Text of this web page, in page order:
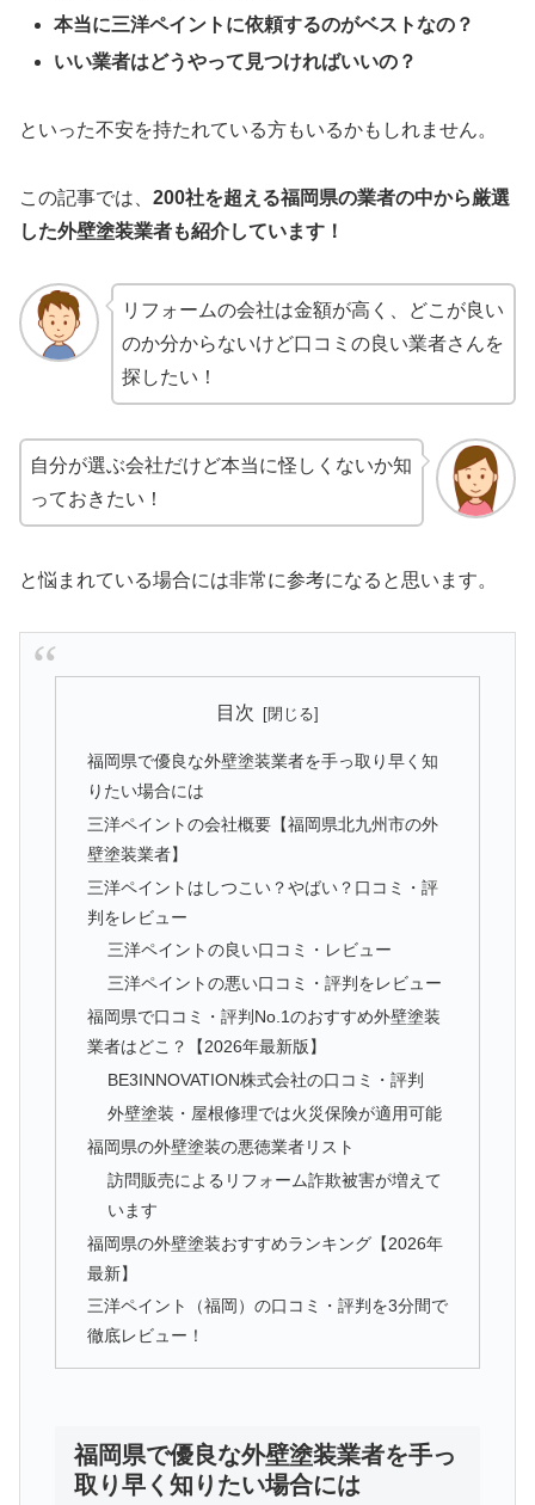
本当に三洋ペイントに依頼するのがベストなの？
いい業者はどうやって見つければいいの？
といった不安を持たれている方もいるかもしれません。
この記事では、 200社を超える福岡県の業者の中から厳選
した外壁塗装業者も紹介しています！
リフォームの会社は金額が高く、どこが良い
のか分からないけど口コミの良い業者さんを
探したい！
自分が選ぶ会社だけど本当に怪しくないか知
っておきたい！
と悩まれている場合には非常に参考になると思います。
目次
福岡県で優良な外壁塗装業者を手っ取り早く知
りたい場合には
三洋ペイントの会社概要【福岡県北九州市の外
壁塗装業者】
三洋ペイントはしつこい？やばい？口コミ・評
判をレビュー
三洋ペイントの良い口コミ・レビュー
三洋ペイントの悪い口コミ・評判をレビュー
福岡県で口コミ・評判No.1のおすすめ外壁塗装
業者はどこ？【2026年最新版】
BE3INNOVATION株式会社の口コミ・評判
外壁塗装・屋根修理では火災保険が適用可能
福岡県の外壁塗装の悪徳業者リスト
訪問販売によるリフォーム詐欺被害が増えて
います
福岡県の外壁塗装おすすめランキング【2026年
最新】
三洋ペイント（福岡）の口コミ・評判を3分間で
徹底レビュー！
福岡県で優良な外壁塗装業者を手っ
取り早く知りたい場合には